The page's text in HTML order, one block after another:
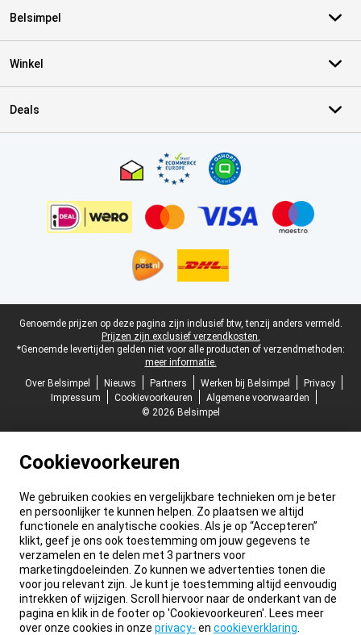
Belsimpel
Winkel
Deals
Juridische voettekst
Genoemde prijzen op deze pagina zijn inclusief btw, tenzij anders vermeld.
Prijzen zijn exclusief verzendkosten.
*Genoemde levertijden gelden niet voor alle producten of verzendmethoden:
meer informatie.
Over Belsimpel
Nieuws Partners Werken bij Belsimpel
Privacy
Impressum
Cookievoorkeuren
Algemene voorwaarden
© 2026 Belsimpel
Cookievoorkeuren
We gebruiken cookies en vergelijkbare technieken om je beter
en persoonlijker te kunnen helpen. Zo plaatsen we altijd
functionele en analytische cookies. Als je op “Accepteren”
klikt, geef je ons ook toestemming om jouw gegevens te
verzamelen en te delen met 3 partners voor
marketingdoeleinden. Zo kunnen we advertenties tonen die
voor jou relevant zijn. Je kunt je toestemming altijd eenvoudig
intrekken of wijzigen. Scroll hiervoor naar de onderkant van de
pagina en klik in de footer op 'Cookievoorkeuren'. Lees meer
over onze cookies in onze privacy- en cookieverklaring